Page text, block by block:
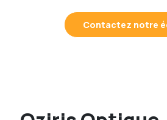
Contactez notre